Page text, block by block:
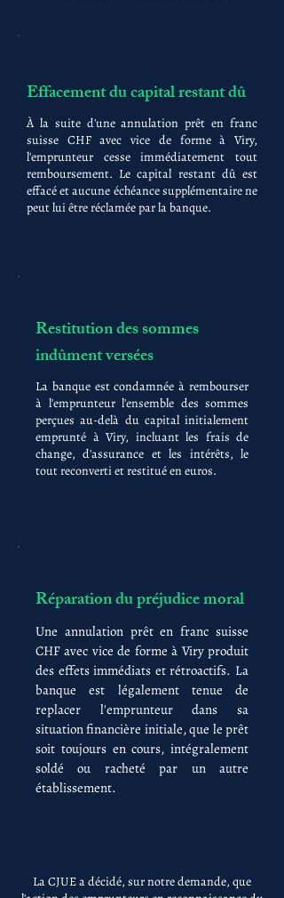
Effacement du capital restant dû
À la suite d'une annulation prêt en franc
suisse CHF avec vice de forme à Viry,
l'emprunteur cesse immédiatement tout
remboursement. Le capital restant dû est
effacé et aucune échéance supplémentaire ne
peut lui être réclamée par la banque.
Restitution des sommes
indûment versées
La banque est condamnée à rembourser
à l'emprunteur l'ensemble des sommes
perçues au-delà du capital initialement
emprunté à Viry, incluant les frais de
change, d'assurance et les intérêts, le
tout reconverti et restitué en euros.
Réparation du préjudice moral
Une annulation prêt en franc suisse
CHF avec vice de forme à Viry produit
des effets immédiats et rétroactifs. La
banque est légalement tenue de
replacer l'emprunteur dans sa
situation financière initiale, que le prêt
soit toujours en cours, intégralement
soldé ou racheté par un autre
établissement.
La CJUE a décidé, sur notre demande, que